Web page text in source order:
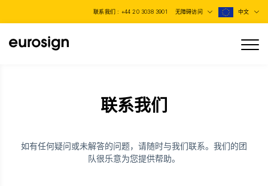
联系我们 : +44 20 3038 3901 无障碍访问 中文
联系我们
如有任何疑问或未解答的问题，请随时与我们联系。我们的团
队很乐意为您提供帮助。